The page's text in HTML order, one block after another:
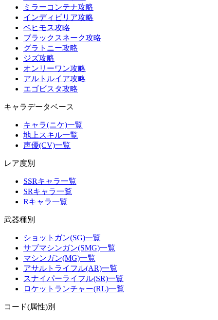
ミラーコンテナ攻略
インディビリア攻略
ベヒモス攻略
ブラックスネーク攻略
グラトニー攻略
ジズ攻略
オンリーワン攻略
アルトルイア攻略
エゴビスタ攻略
キャラデータベース
キャラ(ニケ)一覧
地上スキル一覧
声優(CV)一覧
レア度別
SSRキャラ一覧
SRキャラ一覧
Rキャラ一覧
武器種別
ショットガン(SG)一覧
サブマシンガン(SMG)一覧
マシンガン(MG)一覧
アサルトライフル(AR)一覧
スナイパーライフル(SR)一覧
ロケットランチャー(RL)一覧
コード(属性)別